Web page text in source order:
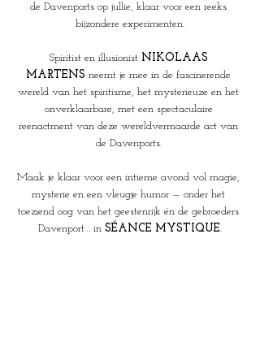
de Davenports op jullie, klaar voor een reeks
bijzondere experimenten.
Spiritist en illusionist NIKOLAAS
MARTENS neemt je mee in de fascinerende
wereld van het spiritisme, het mysterieuze en het
onverklaarbare, met een spectaculaire
reenactment van deze wereldvermaarde act van
de Davenports.
Maak je klaar voor een intieme avond vol magie,
mysterie en een vleugje humor — onder het
toeziend oog van het geestenrijk én de gebroeders
Davenport… in SÉANCE MYSTIQUE.